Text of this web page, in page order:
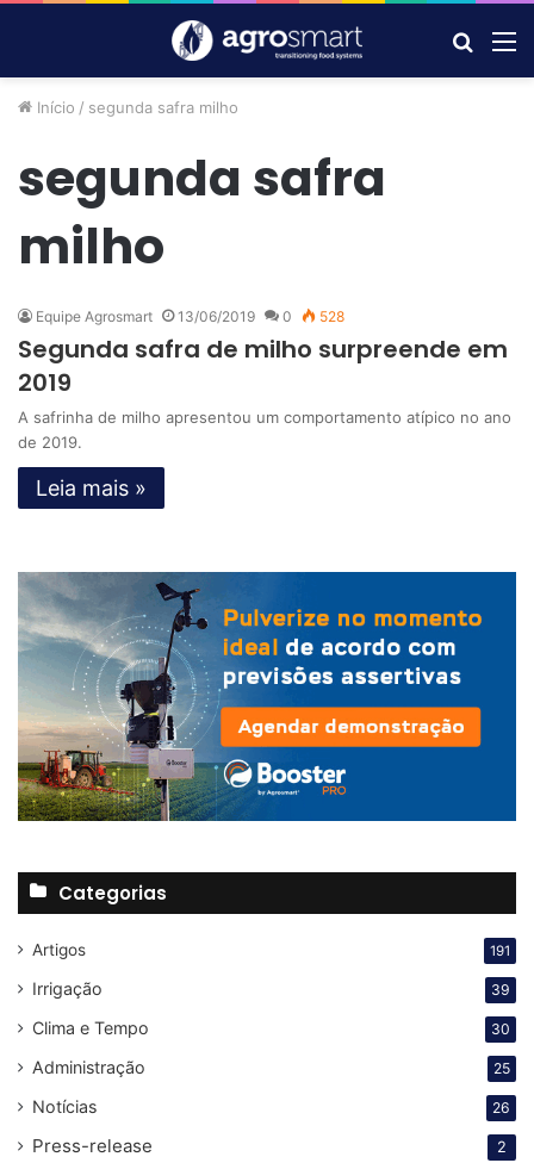
por
Início / segunda safra milho
segunda safra
milho
Equipe Agrosmart 13/06/2019 0 528
Segunda safra de milho surpreende em
2019
A safrinha de milho apresentou um comportamento atípico no ano
de 2019.
Leia mais »
Categorias
Artigos 191
Irrigação 39
Clima e Tempo 30
Administração 25
Notícias 26
Press-release 2